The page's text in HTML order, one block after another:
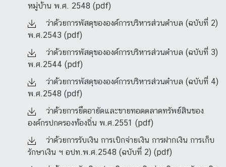
หมู่บ้าน พ.ศ. 2548 (pdf)
ว่าด้วยการพัสดุขององค์การบริหารส่วนตำบล (ฉบับที่ 2)
พ.ศ.2543 (pdf)
ว่าด้วยการพัสดุขององค์การบริหารส่วนตำบล (ฉบับที่ 3)
พ.ศ.2544 (pdf)
ว่าด้วยการพัสดุขององค์การบริหารส่วนตำบล (ฉบับที่ 4)
พ.ศ.2548 (pdf)
ว่าด้วยการยึดอายัดและขายทอดตลาดทรัพย์สินของ
องค์กรปกครองท้องถิ่น พ.ศ.2551 (pdf)
ว่าด้วยการรับเงิน การเบิกจ่ายเงิน การฝากเงิน การเก็บ
รักษาเงิน ฯ อปท.พ.ศ.2548 (ฉบับที่ 2) (pdf)